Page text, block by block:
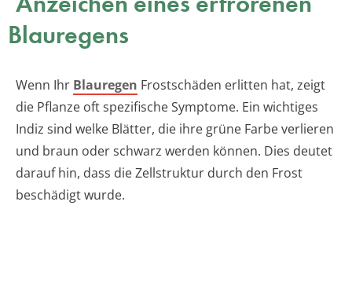
Blauregens
Wenn Ihr Blauregen Frostschäden erlitten hat, zeigt
die Pflanze oft spezifische Symptome. Ein wichtiges
Indiz sind welke Blätter, die ihre grüne Farbe verlieren
und braun oder schwarz werden können. Dies deutet
darauf hin, dass die Zellstruktur durch den Frost
beschädigt wurde.